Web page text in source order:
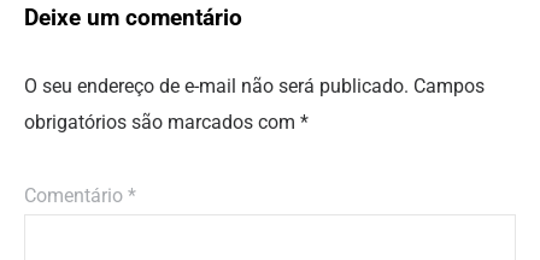
Deixe um comentário
O seu endereço de e-mail não será publicado. Campos
obrigatórios são marcados com *
Comentário *